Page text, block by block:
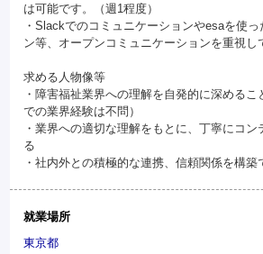
は可能です。（週1程度）
・Slackでのコミュニケーションやesaを使
ン等、オープンコミュニケーションを重視し
求める人物像等
・障害福祉業界への理解を自発的に深める
での業界経験は不問）
・業界への適切な理解をもとに、丁寧にコ
る
・社内外との積極的な連携、信頼関係を構築
就業場所
東京都